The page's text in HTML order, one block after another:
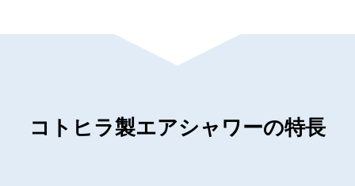
コトヒラ製エアシャワーの特長